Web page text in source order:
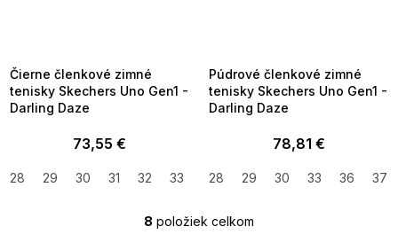
Čierne členkové zimné
tenisky Skechers Uno Gen1 -
Darling Daze
73,55 €
28 29 30 31 32 33 34 35 36 37 38
Púdrové členkové zimné
tenisky Skechers Uno Gen1 -
Darling Daze
78,81 €
28 29 30 33 36 37
O
8 položiek celkom